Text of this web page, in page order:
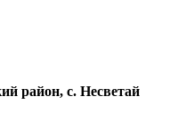
район, с. Несветай